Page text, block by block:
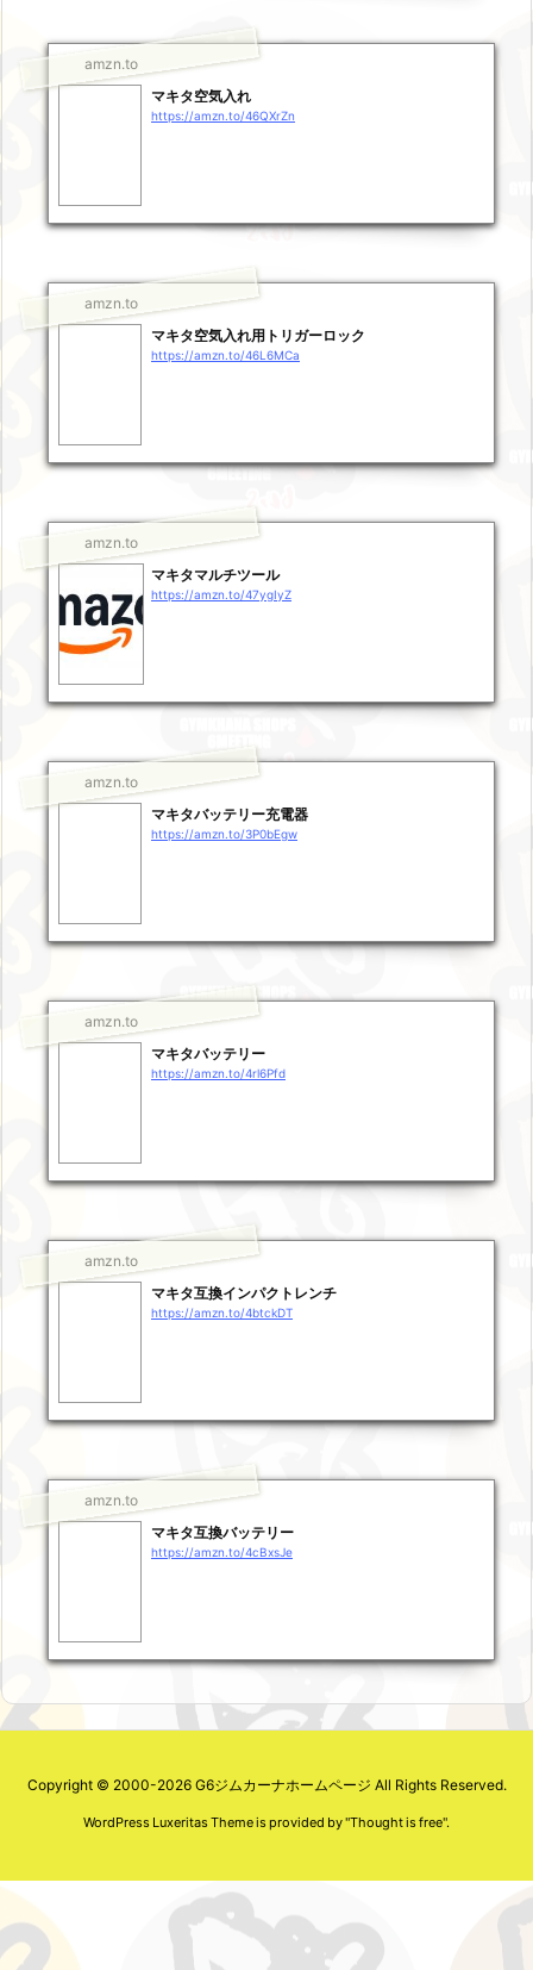
amzn.to
マキタ空気入れ
https://amzn.to/46QXrZn
amzn.to
マキタ空気入れ用トリガーロック
https://amzn.to/46L6MCa
amzn.to
マキタマルチツール
https://amzn.to/47ygIyZ
amzn.to
マキタバッテリー充電器
https://amzn.to/3P0bEgw
amzn.to
マキタバッテリー
https://amzn.to/4rl6Pfd
amzn.to
マキタ互換インパクトレンチ
https://amzn.to/4btckDT
amzn.to
マキタ互換バッテリー
https://amzn.to/4cBxsJe
Copyright © 2000-2026 G6ジムカーナホームページ All Rights Reserved.
WordPress Luxeritas Theme is provided by "Thought is free".